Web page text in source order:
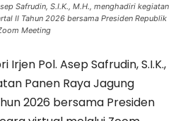
Safrudin, S.I.K., M.H., menghadiri kegiatan
II Tahun 2026 bersama Presiden Republik
Meeting
Irjen Pol. Asep Safrudin, S.I.K.,
Panen Raya Jagung
2026 bersama Presiden